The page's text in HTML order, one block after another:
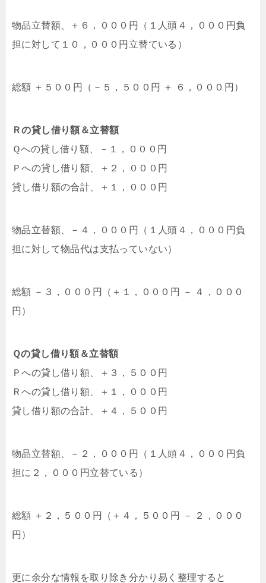
物品立替額、＋６，０００円（１人頭４，０００円負
担に対して１０，０００円立替ている）
総額 ＋５００円（－５，５００円 ＋ ６，０００円）
Ｒの貸し借り額＆立替額
Ｑへの貸し借り額、－１，０００円
Ｐへの貸し借り額、＋２，０００円
貸し借り額の合計、＋１，０００円
物品立替額、－４，０００円（１人頭４，０００円負
担に対して物品代は支払っていない）
総額 －３，０００円（＋１，０００円 － ４，０００
円）
Ｑの貸し借り額＆立替額
Ｐへの貸し借り額、＋３，５００円
Ｒへの貸し借り額、＋１，０００円
貸し借り額の合計、＋４，５００円
物品立替額、－２，０００円（１人頭４，０００円負
担に２，０００円立替ている）
総額 ＋２，５００円（＋４，５００円 － ２，０００
円）
更に余分な情報を取り除き分かり易く整理すると